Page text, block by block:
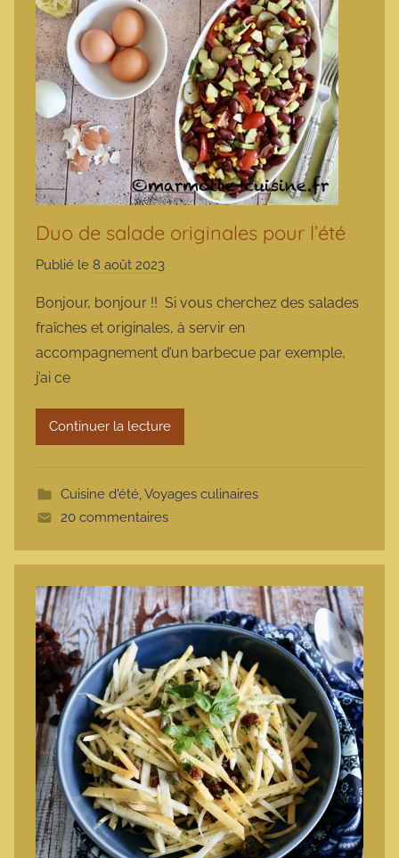
Duo de salade originales pour l’été
Publié le 8 août 2023
r
m
a
o
t
e
Bonjour, bonjour !! Si vous cherchez des salades
fraîches et originales, à servir en
accompagnement d’un barbecue par exemple,
j’ai ce
Continuer la lecture
Cuisine d'été,Voyages culinaires
20 commentaires